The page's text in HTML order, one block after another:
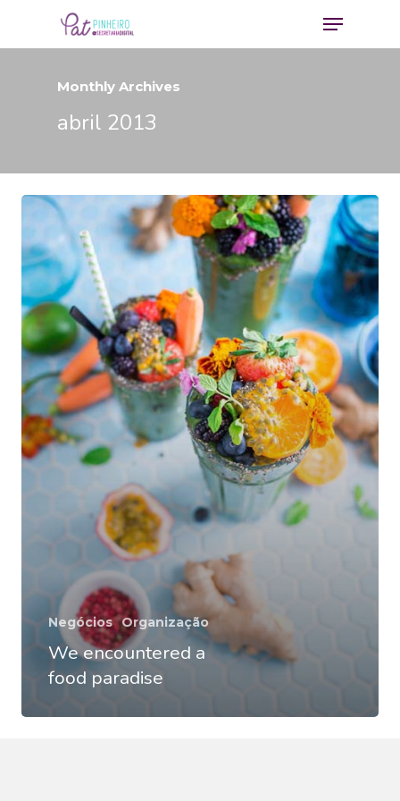
Monthly Archives
abril 2013
Negócios Organização
We encountered a
food paradise
Home
Contato
Download
Book
Homeoffice
Patrícia Pinheiro
Secretária Digital